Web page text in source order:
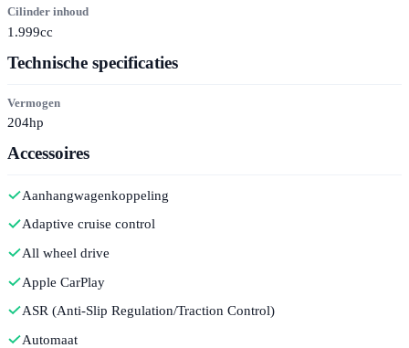
Cilinder inhoud
1.999cc
Technische specificaties
Vermogen
204hp
Accessoires
Aanhangwagenkoppeling
Adaptive cruise control
All wheel drive
Apple CarPlay
ASR (Anti-Slip Regulation/Traction Control)
Automaat